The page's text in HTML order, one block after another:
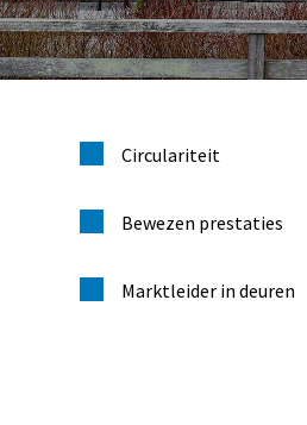
Circulariteit
Bewezen prestaties
Marktleider in deuren